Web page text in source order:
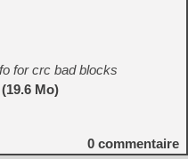
for crc bad blocks
Mo)
0 commentaire